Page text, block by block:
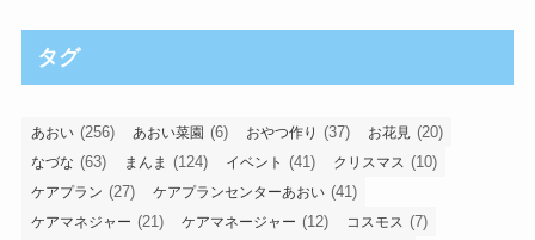
タグ
あおい (256) あおい菜園 (6) おやつ作り (37) お花見 (20)
なづな (63) まんま (124) イベント (41) クリスマス (10)
ケアプラン (27) ケアプランセンターあおい (41)
ケアマネジャー (21) ケアマネージャー (12) コスモス (7)